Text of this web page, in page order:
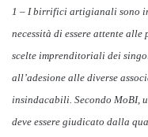
1 – I birrifici artigianali sono
necessità di essere attente
scelte imprenditoriali dei
all’adesione alle diverse
insindacabili. Secondo MoBI,
deve essere giudicato dalla